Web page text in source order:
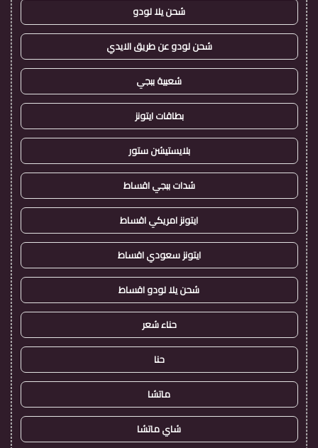
شحن يلا لودو
شحن لودو عن طريق الايدي
شعبية ببجي
بطاقات ايتونز
بلايستيشن ستور
شدات ببجي اقساط
ايتونز امريكي اقساط
ايتونز سعودي اقساط
شحن يلا لودو اقساط
حناء شعر
حنا
ماتشا
شاي ماتشا